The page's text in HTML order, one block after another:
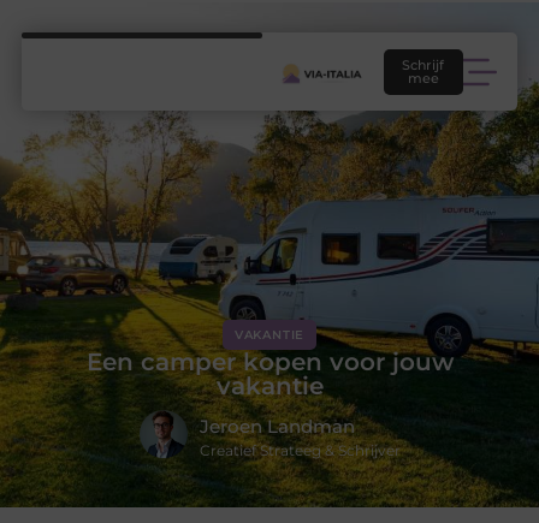
Schrijf
mee
VAKANTIE
Een camper kopen voor jouw
vakantie
Jeroen Landman
Creatief Strateeg & Schrijver